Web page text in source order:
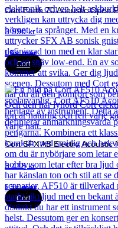
Cort Earth 70 Acoustic Open
3 990kr
Läs mer
Cort
Cort SFX AB Electro Acoustic
3 418kr
Läs mer
Cort